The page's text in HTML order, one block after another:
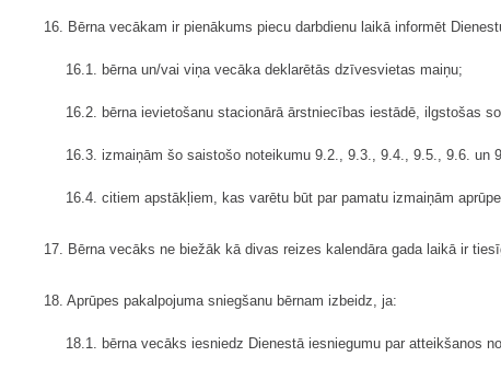
16. Bērna vecākam ir pienākums piecu darbdienu laikā informēt
16.1. bērna un/vai viņa vecāka deklarētās dzīvesvietas maiņu;
16.2. bērna ievietošanu stacionārā ārstniecības iestādē, ilgstošas
16.3. izmaiņām šo saistošo noteikumu 9.2., 9.3., 9.4., 9.5., 9.6. un
16.4. citiem apstākļiem, kas varētu būt par pamatu izmaiņām
17. Bērna vecāks ne biežāk kā divas reizes kalendāra gada laikā ir
18. Aprūpes pakalpojuma sniegšanu bērnam izbeidz, ja:
18.1. bērna vecāks iesniedz Dienestā iesniegumu par atteikšanos